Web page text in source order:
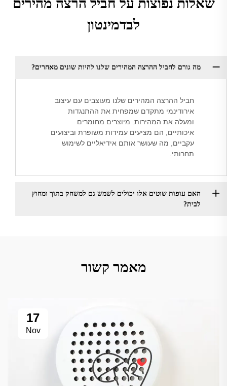
לבדמינטון
מה גורם לחביל ההרצה המהירים שלנו להיות שונים מאחרים?
חביל ההרצה המהירים שלנו מעוצבים עם עיצוב
אירודינמי מתקדם שמפחית את ההתנגדות
ומעלה את המהירות. מיוצרים מחומרים
איכותיים, הם מציעים עמידות משופרת וביצועים
עקביים, מה שעושר אותם אידיאליים לשימוש
תחרותי.
האם עופות שוטים אלו יכולים לשמש גם למשחק בתוך ומחוץ
לבית?
מאמר קשור
17
Nov